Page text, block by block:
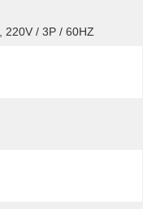
220V / 3P / 60HZ